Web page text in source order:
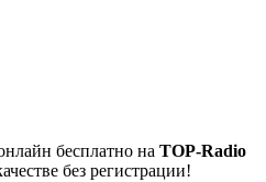
бесплатно на TOP-Radio
без регистрации!